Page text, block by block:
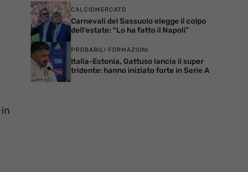
CALCIOMERCATO
Carnevali del Sassuolo elegge il colpo
dell’estate: “Lo ha fatto il Napoli”
PROBABILI FORMAZIONI
Italia-Estonia, Gattuso lancia il super
tridente: hanno iniziato forte in Serie A